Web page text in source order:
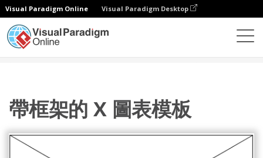
Visual Paradigm Online Visual Paradigm Desktop
帶框架的 X 圖表模板